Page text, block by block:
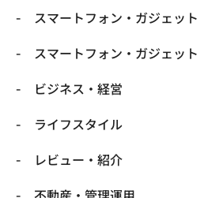
スマートフォン・ガジェット
スマートフォン・ガジェット
ビジネス・経営
ライフスタイル
レビュー・紹介